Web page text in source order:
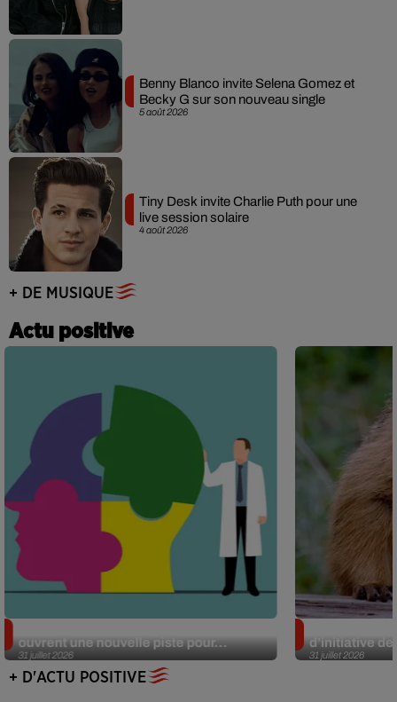
5 août 2026
Benny Blanco invite Selena Gomez et
Becky G sur son nouveau single
4 août 2026
Tiny Desk invite Charlie Puth pour une
live session solaire
+ DE MUSIQUE
Actu positive
31 juillet 2026
ouvrent une nouvelle piste pour...
31 juillet 2026
d’initiative
+ D'ACTU POSITIVE